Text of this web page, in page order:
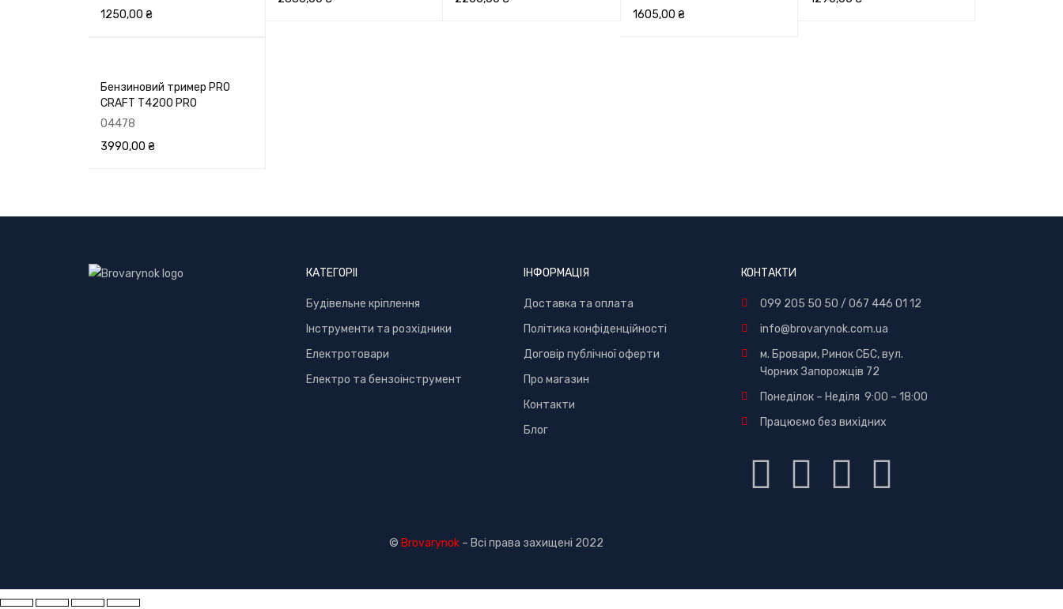
1250,00 ₴
1605,00 ₴
Бензиновий тример PRO
СRAFT Т4200 PRO
04478
3990,00 ₴
КАТЕГОРІІ
Будівельне кріплення
Інструменти та розхідники
Електротовари
Електро та бензоінструмент
ІНФОРМАЦІЯ
Доставка та оплата
Політика конфіденційності
Договір публічної оферти
Про магазин
Контакти
Блог
КОНТАКТИ
099 205 50 50 / 067 446 01 12
info@brovarynok.com.ua
м. Бровари, Ринок СБС, вул.
Чорних Запорожців 72
Понеділок – Неділя 9:00 – 18:00
Працюємо без вихідних
© Brovarynok– Всі права захищені 2022